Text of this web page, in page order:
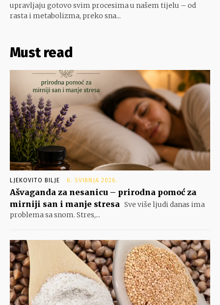
upravljaju gotovo svim procesima u našem tijelu – od
rasta i metabolizma, preko sna...
Must read
LJEKOVITO BILJE 6. SVIBNJA 2026.
Ašvaganda za nesanicu – prirodna pomoć za
mirniji san i manje stresa Sve više ljudi danas ima
problema sa snom. Stres,...